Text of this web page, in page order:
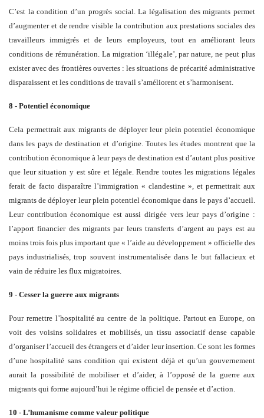
C’est la condition d’un progrès social. La légalisation des migrants permet
d’augmenter et de rendre visible la contribution aux prestations sociales des
travailleurs immigrés et de leurs employeurs, tout en améliorant leurs
conditions de rémunération. La migration ‘illégale’, par nature, ne peut plus
exister avec des frontières ouvertes : les situations de précarité administrative
disparaissent et les conditions de travail s’améliorent et s’harmonisent.
8 - Potentiel économique
Cela permettrait aux migrants de déployer leur plein potentiel économique
dans les pays de destination et d’origine. Toutes les études montrent que la
contribution économique à leur pays de destination est d’autant plus positive
que leur situation y est sûre et légale. Rendre toutes les migrations légales
ferait de facto disparaître l’immigration « clandestine », et permettrait aux
migrants de déployer leur plein potentiel économique dans le pays d’accueil.
Leur contribution économique est aussi dirigée vers leur pays d’origine :
l’apport financier des migrants par leurs transferts d’argent au pays est au
moins trois fois plus important que « l’aide au développement » officielle des
pays industrialisés, trop souvent instrumentalisée dans le but fallacieux et
vain de réduire les flux migratoires.
9 - Cesser la guerre aux migrants
Pour remettre l’hospitalité au centre de la politique. Partout en Europe, on
voit des voisins solidaires et mobilisés, un tissu associatif dense capable
d’organiser l’accueil des étrangers et d’aider leur insertion. Ce sont les formes
d’une hospitalité sans condition qui existent déjà et qu’un gouvernement
aurait la possibilité de mobiliser et d’aider, à l’opposé de la guerre aux
migrants qui forme aujourd’hui le régime officiel de pensée et d’action.
10 - L’humanisme comme valeur politique